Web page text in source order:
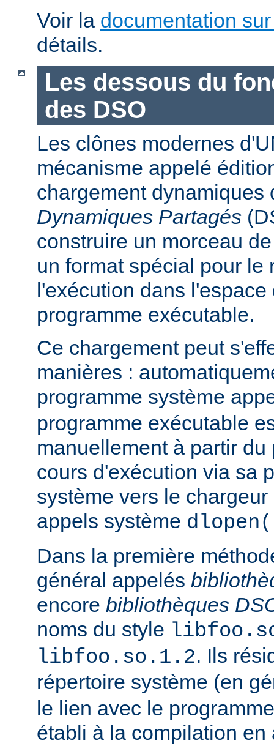
Voir la documentation
détails.
Les dessous du
des DSO
Les clônes modernes
mécanisme appelé
chargement dynamiques
Dynamiques Partagés
construire un morceau
un format spécial pour le
l'exécution dans
programme exécutable.
Ce chargement peut
manières :
programme système
programme exécutable
manuellement à partir du
cours d'exécution via sa
système vers le
appels système
Dans la première
général appelés
encore bibliothèques
noms du style
libfoo.so.1.2. Ils
répertoire système (en
le lien avec le
établi à la compilation